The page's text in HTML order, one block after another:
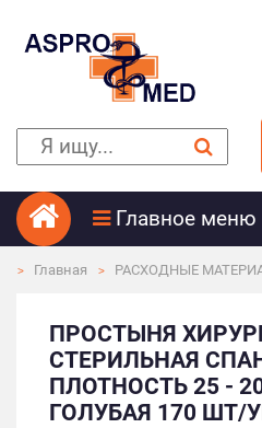
Главное меню
Главная РАСХОДНЫЕ
ПРОСТЫНЯ
СТЕРИЛЬНАЯ
ПЛОТНОСТЬ 25 -
ГОЛУБАЯ 170 ШТ/